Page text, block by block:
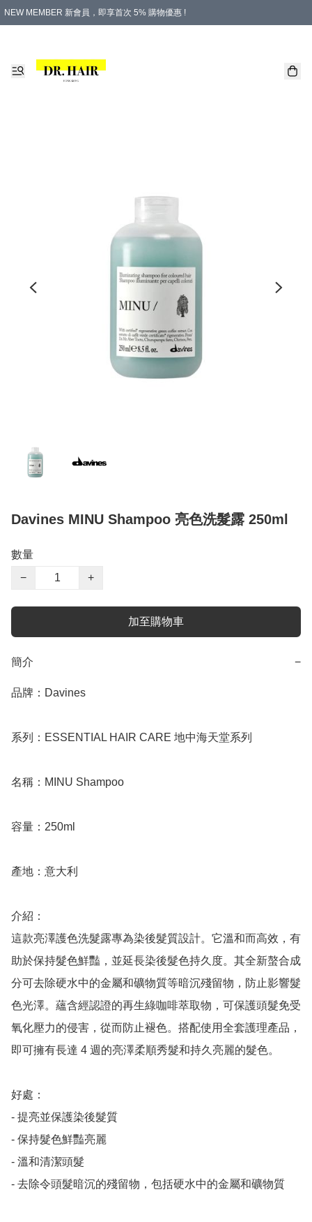
NEW MEMBER 新會員，即享首次 5% 購物優惠 !
Davines MINU Shampoo 亮色洗髮露 250ml
數量
−
+
加至購物車
簡介 −
品牌：Davines
系列：ESSENTIAL HAIR CARE 地中海天堂系列
名稱：MINU Shampoo
容量：250ml
產地：意大利
介紹：
這款亮澤護色洗髮露專為染後髮質設計。它溫和而高效，有
助於保持髮色鮮豔，並延長染後髮色持久度。其全新螯合成
分可去除硬水中的金屬和礦物質等暗沉殘留物，防止影響髮
色光澤。蘊含經認證的再生綠咖啡萃取物，可保護頭髮免受
氧化壓力的侵害，從而防止褪色。搭配使用全套護理產品，
即可擁有長達 4 週的亮澤柔順秀髮和持久亮麗的髮色。
好處：
- 提亮並保護染後髮質
- 保持髮色鮮豔亮麗
- 溫和清潔頭髮
- 去除令頭髮暗沉的殘留物，包括硬水中的金屬和礦物質